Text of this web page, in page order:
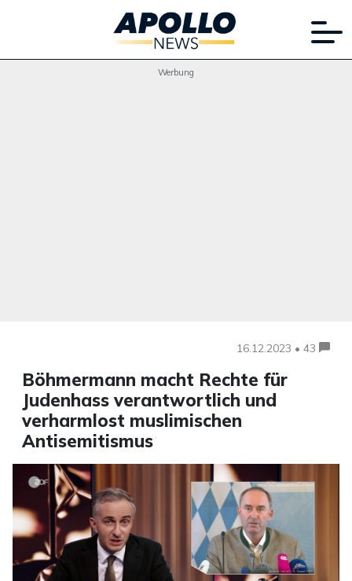
Werbung
16.12.2023 • 43
Böhmermann macht Rechte für
Judenhass verantwortlich und
verharmlost muslimischen
Antisemitismus